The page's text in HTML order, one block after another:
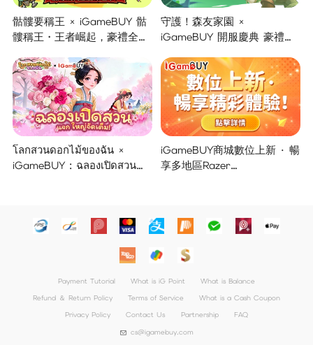
骷髏要稱王 × iGameBUY 骷
髏稱王・王者崛起，豪禮全面
守護！森友家園 ×
iGameBUY 開服慶典 豪禮集
โลกสวนดอกไม้ของฉัน ×
iGameBUY : ฉลองเปิดสวน
iGameBUY商城數位上新 · 暢
享多地區Razer
Payment Tutorial What is iG Point
What is Balance
Refund ＆ Return Policy
Terms of Service
What is a Cash Coupon
Privacy Policy
Contact Us Partnership
FAQ
cs@igamebuy.com